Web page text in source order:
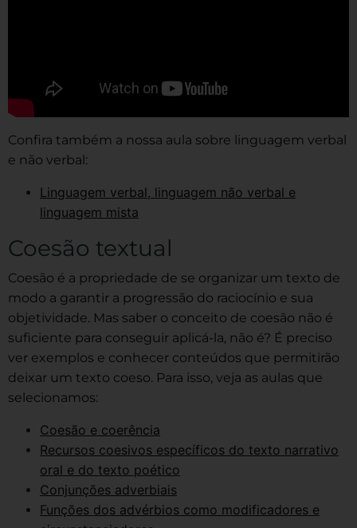
Confira também a nossa aula sobre linguagem verbal
e não verbal:
Linguagem verbal, linguagem não verbal e
linguagem mista
Coesão textual
Coesão é a propriedade de se organizar um texto de
modo a garantir a progressão do raciocínio e sua
objetividade. Mas saber o conceito de coesão não é
suficiente para conseguir aplicá-la, não é? É preciso
ver exemplos e conhecer conteúdos que permitirão
deixar um texto coeso. Para isso, veja as aulas que
selecionamos:
Coesão e coerência
Recursos coesivos específicos do texto narrativo
oral e do texto poético
Conjunções adverbiais
Funções dos advérbios como modificadores e